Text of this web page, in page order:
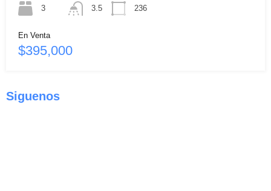
3
3.5
236
En Venta
$395,000
Siguenos